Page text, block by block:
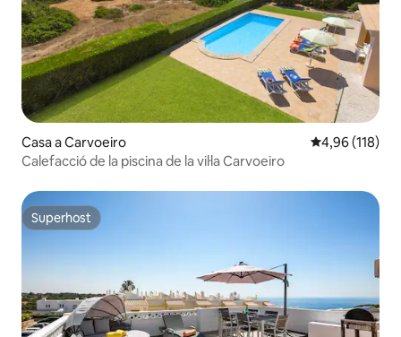
Casa a Carvoeiro 4,96 de
4,96 (118)
Calefacció de la piscina de la vil·la Carvoeiro
Superhost
Superhost